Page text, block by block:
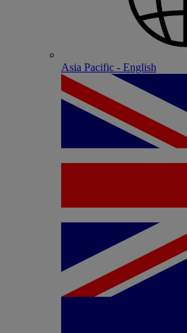
Asia Pacific - English